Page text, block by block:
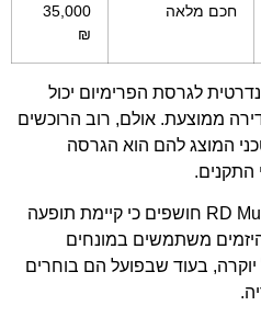
חכם מלאה
35,000
₪
לגרסת הפרימיום יכול
70,000-100,000 ₪ לדירה ממוצעת. אולם, רוב הרוכשים
המוצג להם הוא הגרסה
התקנים.
RD חושפים כי קיימת תופעה
משתמשים במונחים
בעוד שבפועל הם בוחרים